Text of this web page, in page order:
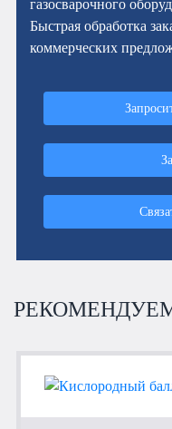
газосварочного
Быстрая обработка
коммерческих